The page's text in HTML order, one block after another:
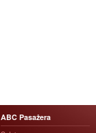
ABC Pasażera